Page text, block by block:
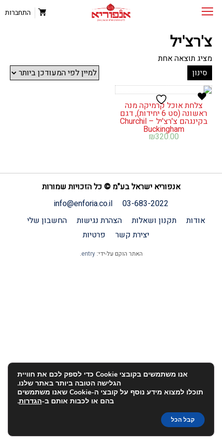
התחברות
צ'רצ'יל
מציג תוצאה אחת
סינון
צלחת אוכל קרמיקה מנה
ראשונה (סט 6 יחידות), דגם
בקינגהם צ'רצ'יל – Churchil
Buckingham
₪320.00
אנפוריא ישראל בע"מ © כל הזכויות שמורות
03-683-2022
info@enforia.co.il
אודות
תקנון ושאלות הצהרת נגישות
החשבון שלי
יצירת קשר
פרטיות
האתר הוקם על-ידי:entry
.
אנו משתמשים בקובצי Cookie כדי לספק לכם את חוויית
הגלישה הטובה ביותר באתר שלנו.
תוכלו למצוא מידע נוסף על קובצי ה-Cookie שאנו משתמשים
בהם או לכבות אותם ב-הגדרות.
קבל הכל